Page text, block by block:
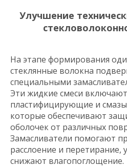
Улучшение
На этапе формирования
стеклянные волокна
специальными
Эти жидкие смеси
пластифицирующие и
которые обеспечивают
оболочек от различных
Замасливатели помогают
расслоение и
снижают влагопоглощение.